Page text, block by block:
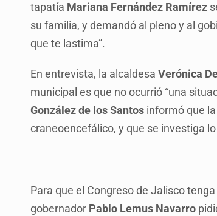
tapatía Mariana Fernández Ramírez
su familia, y demandó al pleno y al
que te lastima”.
En entrevista, la alcaldesa Verónica
municipal es que no ocurrió “una
González de los Santos informó que
craneoencefálico, y que se investiga
Para que el Congreso de Jalisco
gobernador Pablo Lemus Navarro